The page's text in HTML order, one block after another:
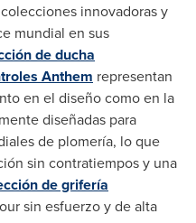
innovadoras y
mundial en sus
de ducha
Anthem representan
en el diseño como en la
diseñadas para
de plomería, lo que
sin contratiempos y una
de grifería
sin esfuerzo y de alta